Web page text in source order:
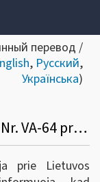
перевод /
, Русский,
Українська)
Dėl 2021 m. spalio 4 d. įsakymo Nr. VA-64 priėmimo
prie Lietuvos